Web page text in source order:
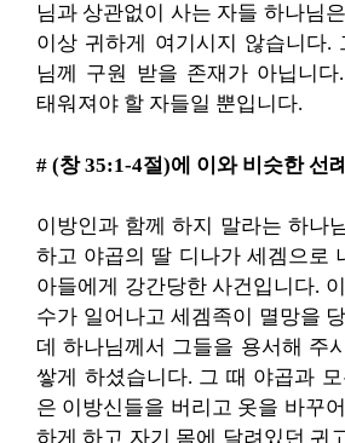
님과 상관없이 사는 자들 하나님
이상 귀하게 여기시지 않습니다.
님께 구원 받을 존재가 아닙니다
태워져야 할 자들일 뿐입니다.
# (창 35:1-4절)에 이와 비슷한 선
이방인과 함께 하지 말라는 하나
하고 야곱의 딸 디나가 세겜으로
아들에게 강간당한 사건입니다.
수가 일어나고 세겜족이 멸망을
데 하나님께서 그들을 용서해 주
쌓게 하셨습니다. 그 때 야곱과
은 이방신들을 버리고 옷을 바꾸
하게 하고 자기 몸에 달려있던 귀